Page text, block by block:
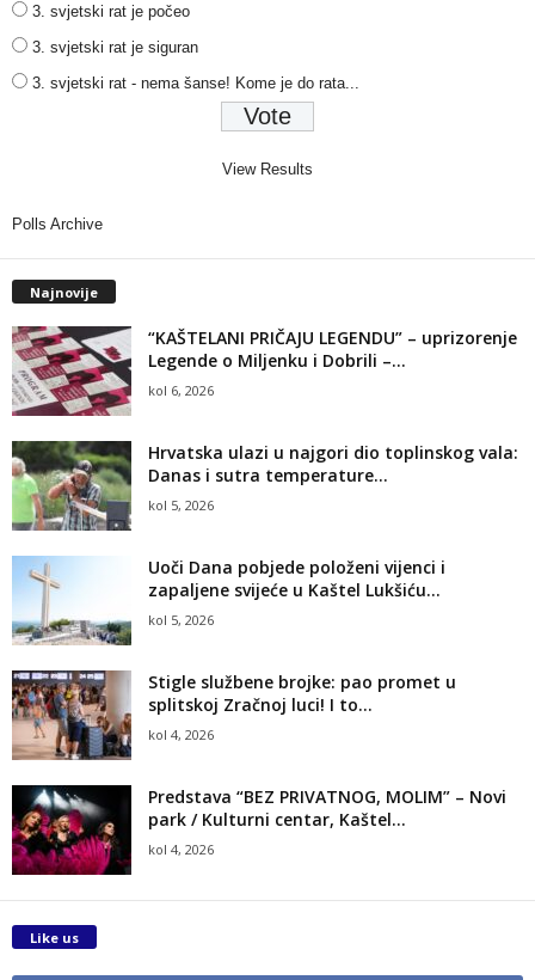
3. svjetski rat je počeo
3. svjetski rat je siguran
3. svjetski rat - nema šanse! Kome je do rata...
View Results
Polls Archive
Najnovije
“KAŠTELANI PRIČAJU LEGENDU” – uprizorenje
Legende o Miljenku i Dobrili –...
kol 6, 2026
Hrvatska ulazi u najgori dio toplinskog vala:
Danas i sutra temperature...
kol 5, 2026
Uoči Dana pobjede položeni vijenci i
zapaljene svijeće u Kaštel Lukšiću...
kol 5, 2026
Stigle službene brojke: pao promet u
splitskoj Zračnoj luci! I to...
kol 4, 2026
Predstava “BEZ PRIVATNOG, MOLIM” – Novi
park / Kulturni centar, Kaštel...
kol 4, 2026
Like us